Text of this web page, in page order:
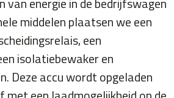
middelen plaatsen we een
een
isolatiebewaker en
Deze accu wordt opgeladen